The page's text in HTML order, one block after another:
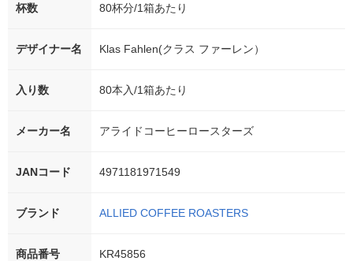
杯数 80杯分/1箱あたり
デザイナー名 Klas Fahlen(クラス ファーレン）
入り数 80本入/1箱あたり
メーカー名 アライドコーヒーロースターズ
JANコード 4971181971549
ブランド ALLIED COFFEE ROASTERS
商品番号 KR45856